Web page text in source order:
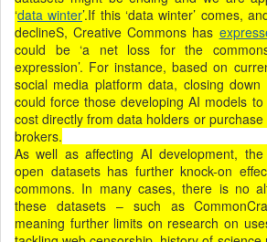
‘data winter’.If this ‘data winter’ comes,
declineS, Creative Commons has
could be ‘a net loss for the
expression’. For instance, based on
social media platform data, closing
could force those developing AI models
cost directly from data holders or
brokers.
As well as affecting AI development,
open datasets has further knock-on
commons. In many cases, there is no
these datasets – such as
meaning further limits on research on